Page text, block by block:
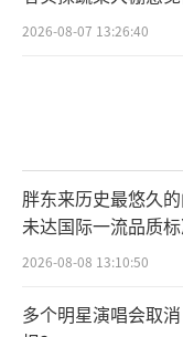
村民称只能凌晨两点
2026-08-07 13:26:40
胖东来历史最悠久
未达国际一流品质
2026-08-08 13:10:50
多个明星演唱会取